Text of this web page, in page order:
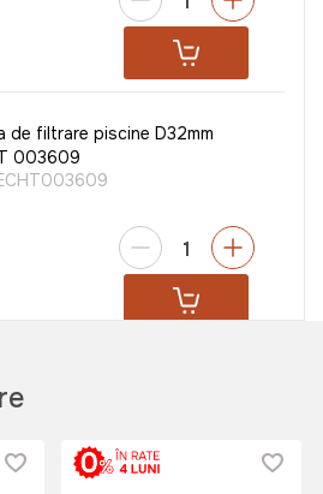
de filtrare piscine D32mm
003609
de umbra triunghiulara